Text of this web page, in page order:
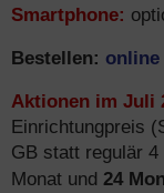
Smartphone:
Bestellen: online
Aktionen im Juli
Einrichtungpreis
GB statt regulär
Monat und 24